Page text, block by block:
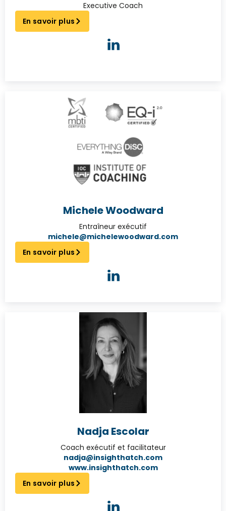
Executive Coach
En savoir plus
Michele Woodward
Entraîneur exécutif
michele@michelewoodward.com
En savoir plus
Nadja Escolar
Coach exécutif et facilitateur
nadja@insighthatch.com
www.insighthatch.com
En savoir plus